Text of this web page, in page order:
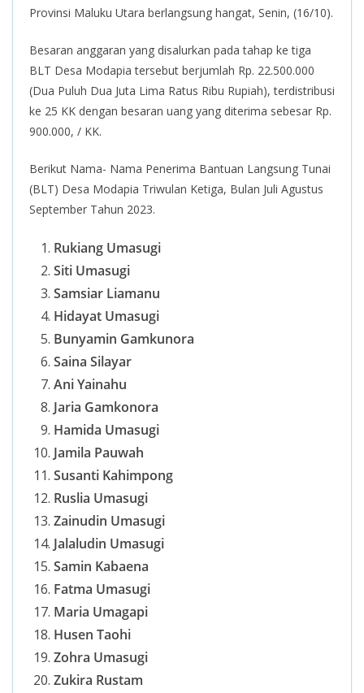
Provinsi Maluku Utara berlangsung hangat, Senin, (16/10).
Besaran anggaran yang disalurkan pada tahap ke tiga
BLT Desa Modapia tersebut berjumlah Rp. 22.500.000
(Dua Puluh Dua Juta Lima Ratus Ribu Rupiah), terdistribusi
ke 25 KK dengan besaran uang yang diterima sebesar Rp.
900.000, / KK.
Berikut Nama- Nama Penerima Bantuan Langsung Tunai
(BLT) Desa Modapia Triwulan Ketiga, Bulan Juli Agustus
September Tahun 2023.
Rukiang Umasugi
Siti Umasugi
Samsiar Liamanu
Hidayat Umasugi
Bunyamin Gamkunora
Saina Silayar
Ani Yainahu
Jaria Gamkonora
Hamida Umasugi
Jamila Pauwah
Susanti Kahimpong
Ruslia Umasugi
Zainudin Umasugi
Jalaludin Umasugi
Samin Kabaena
Fatma Umasugi
Maria Umagapi
Husen Taohi
Zohra Umasugi
Zukira Rustam